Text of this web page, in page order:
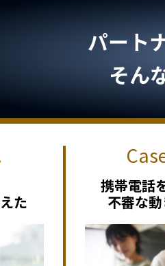
パート
そん
た
携帯電話
不審な